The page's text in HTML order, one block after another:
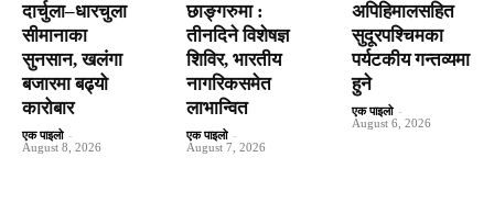
दार्चुला–धारचुला
सीमानाका
सुनसान, खलंगा
बजारमा बढ्यो
कारोबार
एक पाइलो -
August 8, 2026
छाङ्गरुमा :
तीनदिने विशेषज्ञ
शिविर, भारतीय
नागरिकसमेत
लाभान्वित
एक पाइलो -
August 7, 2026
अपिहिमालसहित
सुदूरपश्चिमका
पर्यटकीय गन्तव्यमा
हुने
एक पाइलो -
August 6, 2026